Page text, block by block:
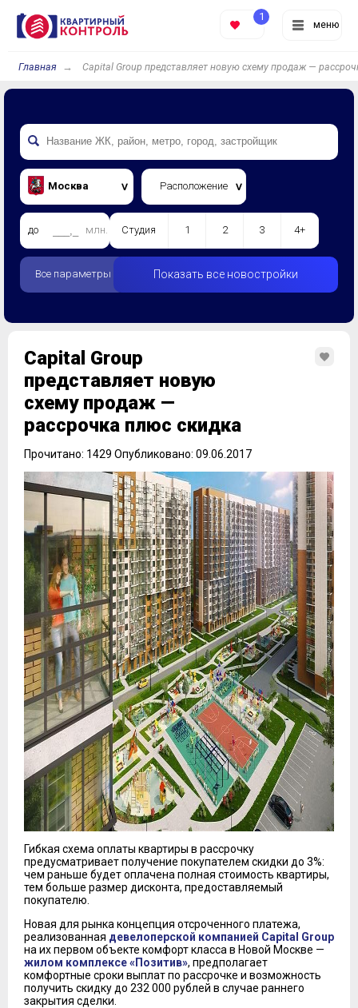
меню
1
Главная Capital Group представляет новую схему продаж —
Москва Расположение
до млн. Студия 1 2 3 4+
Все параметры Показать все новостройки
Capital Group
представляет новую
схему продаж —
рассрочка плюс скидка
Прочитано: 1429 Опубликовано: 09.06.2017
Гибкая схема оплаты квартиры в рассрочку
предусматривает получение покупателем скидки до 3%:
чем раньше будет оплачена полная стоимость квартиры,
тем больше размер дисконта, предоставляемый
покупателю.
Новая для рынка концепция отсроченного платежа,
реализованная девелоперской компанией Capital Group
на их первом объекте комфорт класса в Новой Москве —
жилом комплексе «Позитив», предполагает
комфортные сроки выплат по рассрочке и возможность
получить скидку до 232 000 рублей в случае раннего
закрытия сделки.